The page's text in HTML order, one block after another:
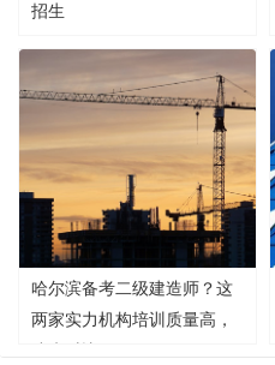
招生
哈尔滨备考二级建造师？这
两家实力机构培训质量高，